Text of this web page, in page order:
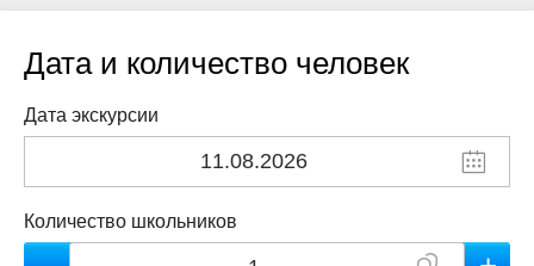
Дата и количество человек
Дата экскурсии
Количество школьников